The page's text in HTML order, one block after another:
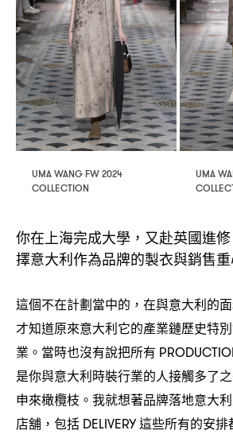
UMA WANG FW 2024
COLLECTION
UMA
你在上海完成大學 ， 又赴英國進修
擇意大利作為品牌的製衣與銷售
這個不在計劃當中的 ， 在與意大利的
才知道原來意大利它的產業鏈歷史特
業。當時也沒有說把所有
是你與意大利時裝行業的人接觸多了
申來橄欖枝。我就想著品牌落地意大
店舖 ， 包括 DELIVERY這些所有的安